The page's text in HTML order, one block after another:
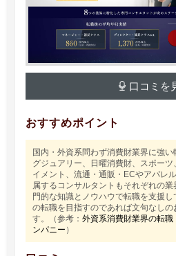
口コミを
おすすめポイント
国内・外資系問わず消費財業界に強
グジュアリー、日曜消費財、スポー
イメント、流通・通販・ECやアパレ
属するコンサルタントもそれぞれの
門的な知識とノウハウで転職を支援
の転職を目指すのであれば文句なし
す。（参考：外資系消費財業界の転職
ンパニー ）